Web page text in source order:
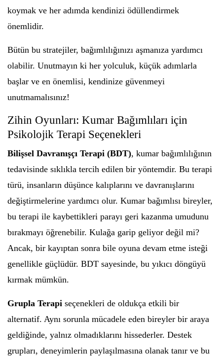
koymak ve her adımda kendinizi ödüllendirmek
önemlidir.
Bütün bu stratejiler, bağımlılığınızı aşmanıza yardımcı
olabilir. Unutmayın ki her yolculuk, küçük adımlarla
başlar ve en önemlisi, kendinize güvenmeyi
unutmamalısınız!
Zihin Oyunları: Kumar Bağımlıları için
Psikolojik Terapi Seçenekleri
Bilişsel Davranışçı Terapi (BDT), kumar bağımlılığının
tedavisinde sıklıkla tercih edilen bir yöntemdir. Bu terapi
türü, insanların düşünce kalıplarını ve davranışlarını
değiştirmelerine yardımcı olur. Kumar bağımlısı bireyler,
bu terapi ile kaybettikleri parayı geri kazanma umudunu
bırakmayı öğrenebilir. Kulağa garip geliyor değil mi?
Ancak, bir kayıptan sonra bile oyuna devam etme isteği
genellikle güçlüdür. BDT sayesinde, bu yıkıcı döngüyü
kırmak mümkün.
Grupla Terapi seçenekleri de oldukça etkili bir
alternatif. Aynı sorunla mücadele eden bireyler bir araya
geldiğinde, yalnız olmadıklarını hissederler. Destek
grupları, deneyimlerin paylaşılmasına olanak tanır ve bu